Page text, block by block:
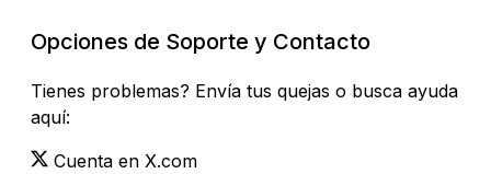
Opciones de Soporte y Contacto
Tienes problemas? Envía tus quejas o busca ayuda
aquí:
Cuenta en X.com